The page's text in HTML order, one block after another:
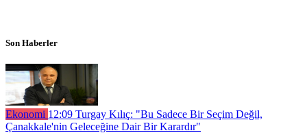
Son Haberler
Ekonomi 12:09 Turgay Kılıç: "Bu Sadece Bir Seçim Değil,
Çanakkale'nin Geleceğine Dair Bir Karardır"